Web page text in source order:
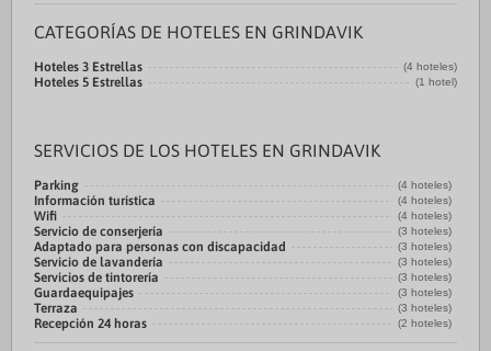
CATEGORÍAS DE HOTELES EN GRINDAVIK
Hoteles 3 Estrellas (4 hoteles)
Hoteles 5 Estrellas (1 hotel)
SERVICIOS DE LOS HOTELES EN GRINDAVIK
Parking (4 hoteles)
Información turística (4 hoteles)
Wifi (4 hoteles)
Servicio de conserjería (3 hoteles)
Adaptado para personas con discapacidad (3 hoteles)
Servicio de lavandería (3 hoteles)
Servicios de tintorería (3 hoteles)
Guardaequipajes (3 hoteles)
Terraza (3 hoteles)
Recepción 24 horas (2 hoteles)